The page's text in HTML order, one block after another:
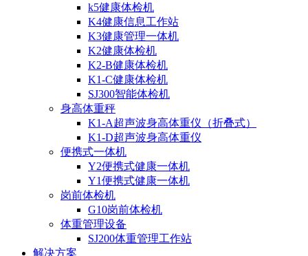
k5健康体检机
K4健康信息工作站
K3健康管理一体机
K2健康体检机
K2-B健康体检机
K1-C健康体检机
SJ300智能体检机
身高体重秤
K1-A超声波身高体重仪（折叠式）
K1-D超声波身高体重仪
便携式一体机
Y2便携式健康一体机
Y1便携式健康一体机
岗前体检机
G10岗前体检机
体重管理设备
SJ200体重管理工作站
解决方案